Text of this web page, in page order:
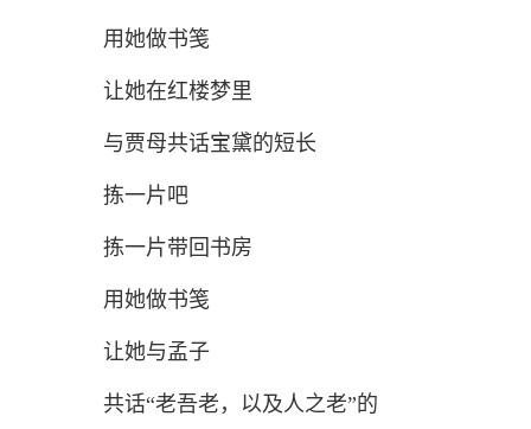
用她做书笺
让她在红楼梦里
与贾母共话宝黛的短长
拣一片吧
拣一片带回书房
用她做书笺
让她与孟子
共话“老吾老，以及人之老”的